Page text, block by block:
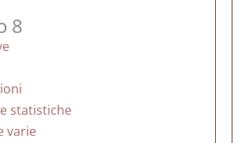
8
statistiche
varie